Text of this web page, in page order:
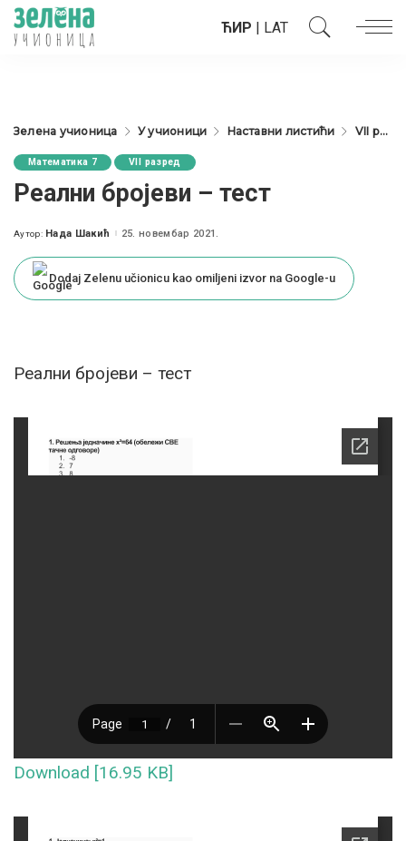
ЋИР | LAT
Зелена учионица У учионици Наставни листићи VII разред
Математика 7 VII разред
Реални бројеви – тест
Posted
Аутор: Нада Шакић 25. новембар 2021.
Dodaj Zelenu učionicu kao omiljeni izvor na Google-u
Реални бројеви – тест
Download [16.95 KB]